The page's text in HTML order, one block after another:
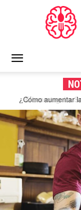
E-Learning: La